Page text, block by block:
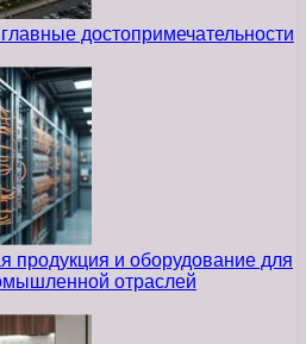
достопримечательности
продукция и оборудование для
отраслей